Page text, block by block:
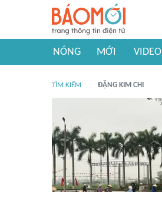
NÓNG MỚI VIDEO
TÌM KIẾM ĐẶNG KIM CHI